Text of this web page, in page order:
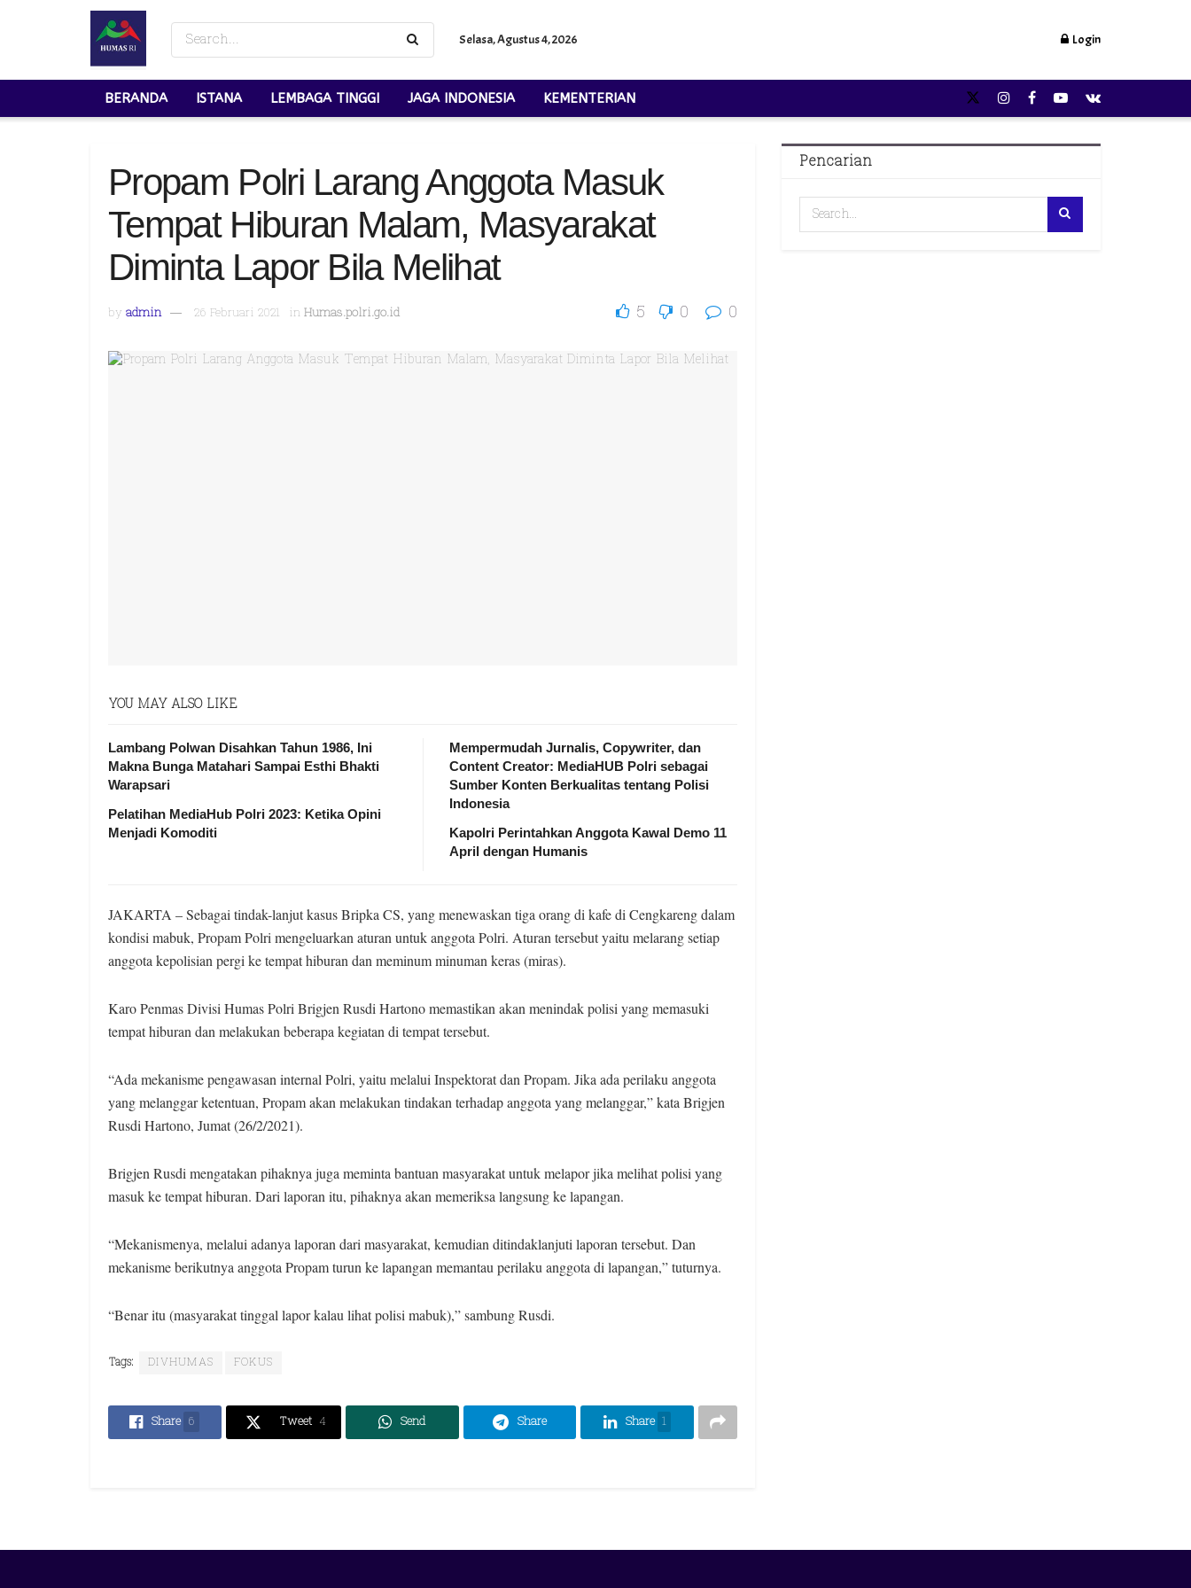
Selasa, Agustus 4, 2026 Login
BERANDA ISTANA LEMBAGA TINGGI JAGA INDONESIA KEMENTERIAN
Propam Polri Larang Anggota Masuk
Tempat Hiburan Malam, Masyarakat
Diminta Lapor Bila Melihat
by admin 26 Februari 2021 in Humas.polri.go.id 5 0 0
YOU MAY ALSO LIKE
Lambang Polwan Disahkan Tahun 1986, Ini
Makna Bunga Matahari Sampai Esthi Bhakti
Warapsari
Pelatihan MediaHub Polri 2023: Ketika Opini
Menjadi Komoditi
Mempermudah Jurnalis, Copywriter, dan
Content Creator: MediaHUB Polri sebagai
Sumber Konten Berkualitas tentang Polisi
Indonesia
Kapolri Perintahkan Anggota Kawal Demo 11
April dengan Humanis
JAKARTA – Sebagai tindak-lanjut kasus Bripka CS, yang menewaskan tiga orang di kafe di Cengkareng dalam
kondisi mabuk, Propam Polri mengeluarkan aturan untuk anggota Polri. Aturan tersebut yaitu melarang setiap
anggota kepolisian pergi ke tempat hiburan dan meminum minuman keras (miras).
Karo Penmas Divisi Humas Polri Brigjen Rusdi Hartono memastikan akan menindak polisi yang memasuki
tempat hiburan dan melakukan beberapa kegiatan di tempat tersebut.
“Ada mekanisme pengawasan internal Polri, yaitu melalui Inspektorat dan Propam. Jika ada perilaku anggota
yang melanggar ketentuan, Propam akan melakukan tindakan terhadap anggota yang melanggar,” kata Brigjen
Rusdi Hartono, Jumat (26/2/2021).
Brigjen Rusdi mengatakan pihaknya juga meminta bantuan masyarakat untuk melapor jika melihat polisi yang
masuk ke tempat hiburan. Dari laporan itu, pihaknya akan memeriksa langsung ke lapangan.
“Mekanismenya, melalui adanya laporan dari masyarakat, kemudian ditindaklanjuti laporan tersebut. Dan
mekanisme berikutnya anggota Propam turun ke lapangan memantau perilaku anggota di lapangan,” tuturnya.
“Benar itu (masyarakat tinggal lapor kalau lihat polisi mabuk),” sambung Rusdi.
Tags: DIVHUMAS FOKUS
Share 6 Tweet 4 Send Share Share 1
Pencarian